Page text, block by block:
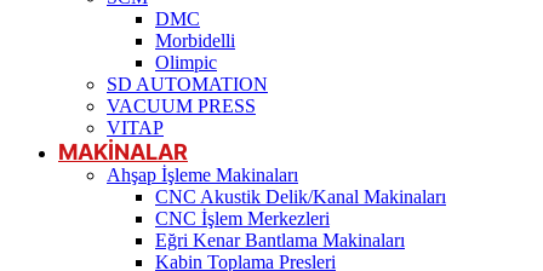
DMC
Morbidelli
Olimpic
SD AUTOMATION
VACUUM PRESS
VITAP
MAKİNALAR
Ahşap İşleme Makinaları
CNC Akustik Delik/Kanal Makinaları
CNC İşlem Merkezleri
Eğri Kenar Bantlama Makinaları
Kabin Toplama Presleri